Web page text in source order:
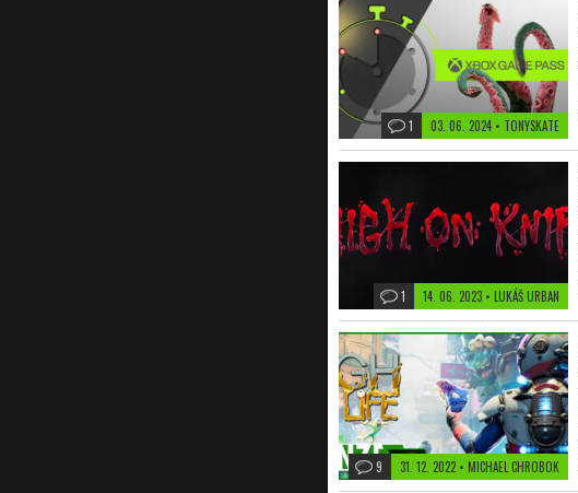
03. 06. 2024 • TONYSKATE
1
14. 06. 2023 • LUKÁŠ URBAN
1
31. 12. 2022 • MICHAEL CHROBOK
9